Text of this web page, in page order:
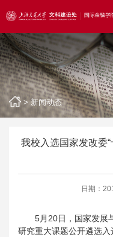
>新闻动态
我校入选国家发改委
日期：
5月 20日，国家发展
研究重大课题公开遴选